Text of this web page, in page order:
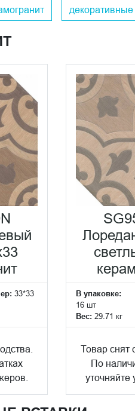
декоративные
33*33
В упаковке:
16 шт
Вес: 29.71 кг
Товар снят
По
уточняйте